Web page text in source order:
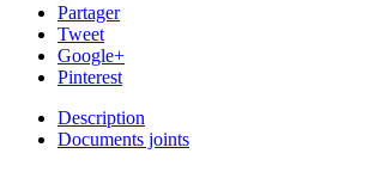
Partager
Tweet
Google+
Pinterest
Description
Documents joints